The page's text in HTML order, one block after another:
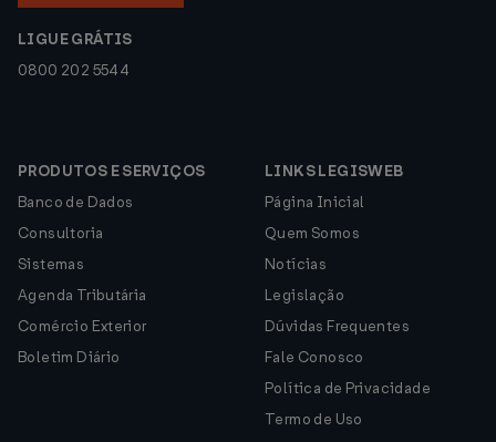
LIGUE GRÁTIS
0800 202 5544
PRODUTOS E SERVIÇOS
Banco de Dados
Consultoria
Sistemas
Agenda Tributária
Comércio Exterior
Boletim Diário
LINKS LEGISWEB
Página Inicial
Quem Somos
Notícias
Legislação
Dúvidas Frequentes
Fale Conosco
Política de Privacidade
Termo de Uso